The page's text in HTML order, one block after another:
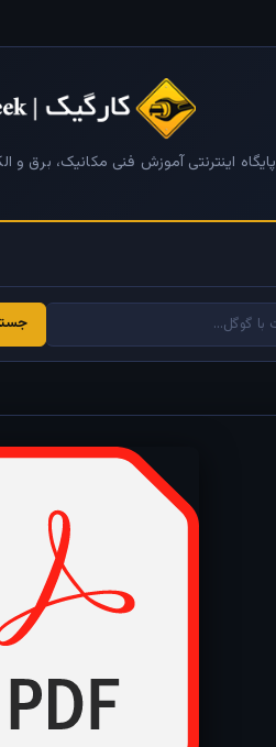
پایگاه اینترنتی آموزش فنی مکانیک، برق و